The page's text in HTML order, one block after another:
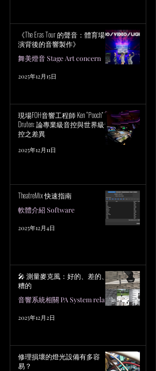
《The Eras Tour 的聲音：體育場巡
演背後的音響製作》
舞美燈音 Stage Art concern
2025年12月15日
現場FOH音響工程師 Ken “Pooch” Van
Druten: 論專業級音控與世界級音
控之差異
2025年12月11日
TheatreMix 快速指南
軟體介紹 Software
2025年12月4日
🎤 測量麥克風：好的、差的、
糟的
音響系統相關 PA System related
2025年12月2日
修理損壞的燈光設備有多容
易？